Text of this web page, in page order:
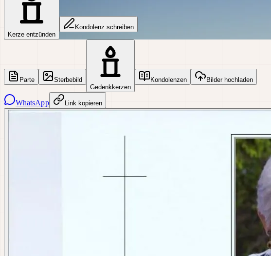
Kerze entzünden
Kondolenz schreiben
Parte
Sterbebild
Gedenkkerzen
Kondolenzen Bilder hochladen
WhatsApp Link kopieren